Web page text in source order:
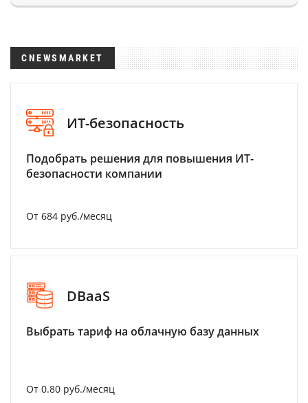
CNEWSMARKET
ИТ-безопасность
Подобрать решения для повышения ИТ-
безопасности компании
От 684 руб./месяц
DBaaS
Выбрать тариф на облачную базу данных
От 0.80 руб./месяц